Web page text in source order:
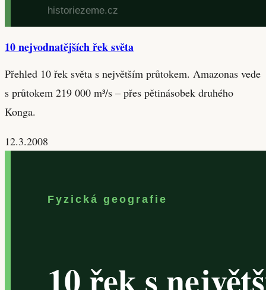
10 nejvodnatějších řek světa
Přehled 10 řek světa s největším průtokem. Amazonas vede
s průtokem 219 000 m³/s – přes pětinásobek druhého
Konga.
12.3.2008